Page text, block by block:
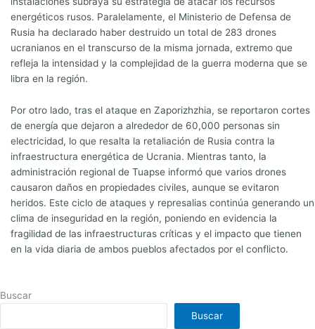
energéticos rusos. Paralelamente, el Ministerio de Defensa de
Rusia ha declarado haber destruido un total de 283 drones
ucranianos en el transcurso de la misma jornada, extremo que
refleja la intensidad y la complejidad de la guerra moderna que se
libra en la región.
Por otro lado, tras el ataque en Zaporizhzhia, se reportaron cortes
de energía que dejaron a alrededor de 60,000 personas sin
electricidad, lo que resalta la retaliación de Rusia contra la
infraestructura energética de Ucrania. Mientras tanto, la
administración regional de Tuapse informó que varios drones
causaron daños en propiedades civiles, aunque se evitaron
heridos. Este ciclo de ataques y represalias continúa generando un
clima de inseguridad en la región, poniendo en evidencia la
fragilidad de las infraestructuras críticas y el impacto que tienen
en la vida diaria de ambos pueblos afectados por el conflicto.
Buscar
Buscar